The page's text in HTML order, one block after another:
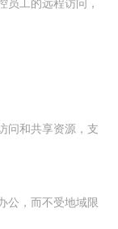
问和共享资源，支
公，而不受地域限